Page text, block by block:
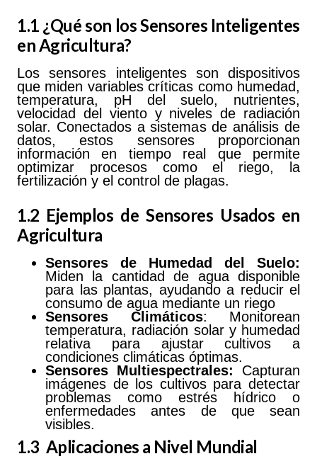
1.1 ¿Qué son los Sensores Inteligentes
en Agricultura?
Los sensores inteligentes son dispositivos
que miden variables críticas como humedad,
temperatura, pH del suelo, nutrientes,
velocidad del viento y niveles de radiación
solar. Conectados a sistemas de análisis de
datos, estos sensores proporcionan
información en tiempo real que permite
optimizar procesos como el riego, la
fertilización y el control de plagas.
1.2 Ejemplos de Sensores Usados en
Agricultura
Sensores de Humedad del
Suelo:
Miden la cantidad de agua disponible
para las plantas, ayudando a reducir el
consumo de agua mediante un riego
Sensores
Climáticos: Monitorean
temperatura, radiación solar y humedad
relativa para ajustar cultivos a
condiciones climáticas óptimas.
Sensores Multiespectrales: Capturan
imágenes de los cultivos para detectar
problemas como estrés hídrico o
enfermedades antes de que sean
visibles.
1.3 Aplicaciones a Nivel Mundial